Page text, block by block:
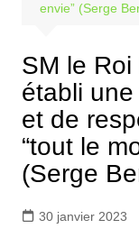
envie” (Serge
SM le
établi
et de
“tout le
(Serge
30 janvier 2023